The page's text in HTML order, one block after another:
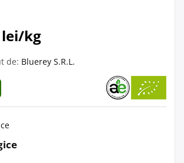
lei/kg
de: Bluerey S.R.L.